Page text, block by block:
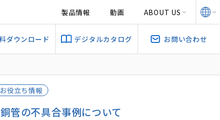
製品情報 動画 ABOUT US
ダウンロード デジタルカタログ お問い合わせ
お役立ち情報
管の不具合事例について